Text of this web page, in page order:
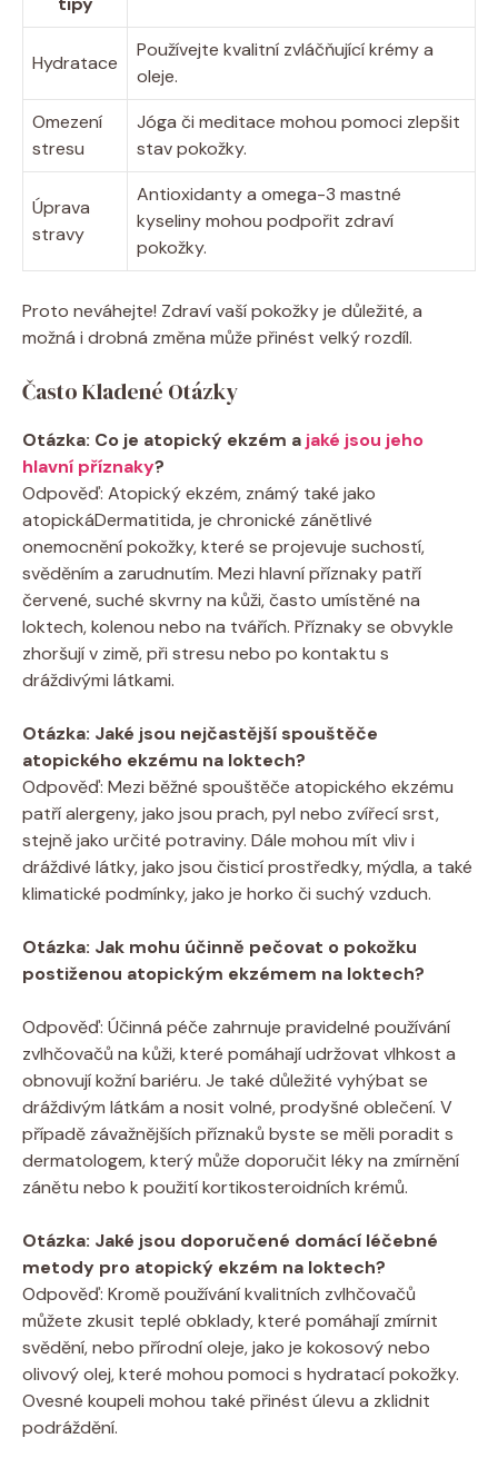
Hydratace
Používejte kvalitní zvláčňující​ krémy ⁣a
oleje.
Omezení ​
stresu
Jóga či‍ meditace‌ mohou ​pomoci ⁤zlepšit
stav pokožky.
Úprava
stravy
Antioxidanty a ‍omega-3 mastné
kyseliny mohou podpořit zdraví
pokožky.
Proto neváhejte! Zdraví vaší⁤ pokožky​ je důležité, a
možná⁣ i​ drobná‌ změna může⁢ přinést ⁢velký‌ rozdíl.
Často ​Kladené Otázky
Otázka: Co je atopický‌ ekzém a jaké jsou jeho
hlavní příznaky?
Odpověď: Atopický ekzém, známý⁢ také ⁢jako
atopickáDermatitida, ⁣je chronické zánětlivé
onemocnění‍ pokožky, které se projevuje suchostí,
⁤svěděním a⁤ zarudnutím. Mezi⁤ hlavní příznaky patří‍
červené, suché skvrny na ⁣kůži,⁤ často⁣ umístěné na‍
loktech, kolenou ‍nebo na tvářích. Příznaky se​ obvykle
zhoršují​ v zimě, při stresu nebo po kontaktu s
dráždivými ‌látkami.
Otázka: Jaké jsou nejčastější spouštěče
atopického ⁣ekzému na loktech?
Odpověď: Mezi‍ běžné‍ spouštěče atopického ekzému
patří alergeny, jako jsou prach, ⁤pyl⁣ nebo zvířecí srst,⁤
stejně jako‌ určité potraviny. Dále⁤ mohou mít vliv i‌
dráždivé látky, jako jsou čisticí ‌prostředky, mýdla, ⁤a ⁤také
klimatické podmínky, ‍jako⁣ je horko či suchý ‌vzduch.
Otázka: Jak⁤ mohu účinně pečovat o pokožku
postiženou atopickým ekzémem na loktech?
Odpověď: Účinná péče zahrnuje pravidelné používání
zvlhčovačů na ‍kůži, které ⁢pomáhají udržovat vlhkost a
⁣obnovují⁤ kožní bariéru. ⁢Je ⁣také důležité⁢ vyhýbat se
dráždivým látkám a nosit volné, prodyšné oblečení. V
případě závažnějších příznaků byste se měli poradit⁢ s
dermatologem, který může doporučit ⁣léky ⁤na zmírnění
zánětu nebo k ‌použití kortikosteroidních ⁤krémů.
Otázka:⁣ Jaké jsou⁤ doporučené⁤ domácí léčebné⁤
metody ‌pro⁣ atopický ekzém na loktech?
Odpověď: ​Kromě používání ‍kvalitních‌ zvlhčovačů‌
můžete ​zkusit teplé obklady, které ⁤pomáhají zmírnit
⁣svědění, ​nebo⁣ přírodní oleje, jako je kokosový nebo
‌olivový olej, které mohou pomoci ⁢s hydratací pokožky.
Ovesné koupeli mohou ⁣také přinést ⁤úlevu a zklidnit
podráždění.